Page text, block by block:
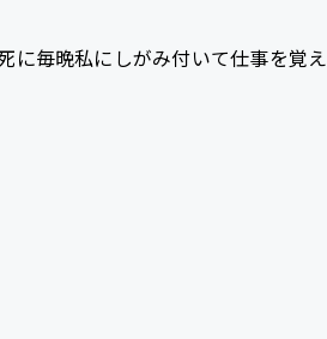
に毎晩私にしがみ付いて仕事を覚え